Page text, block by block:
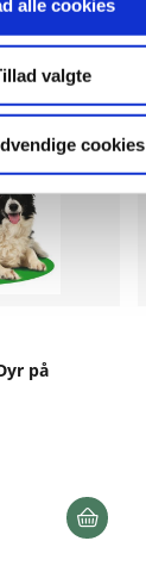
alle cookies
valgte
cookies
købt
på